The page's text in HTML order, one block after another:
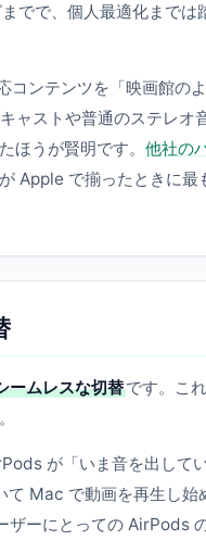
でで、個人最適化までは
ンテンツを「映画館のよ
ャストや普通のステレオ
ほうが賢明です。 他社の
Apple で揃ったときに最
ームレスな切替です。こ
が「いま音を出して
て Mac で動画を再生し始
ーにとっての AirPods